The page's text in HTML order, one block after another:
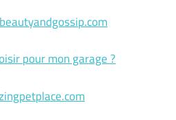
beautyandgossip.com
pour mon garage ?